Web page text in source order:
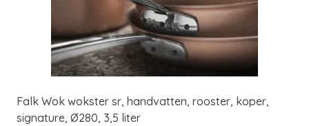
Falk Wok wokster sr, handvatten, rooster, koper,
signature, Ø280, 3,5 liter